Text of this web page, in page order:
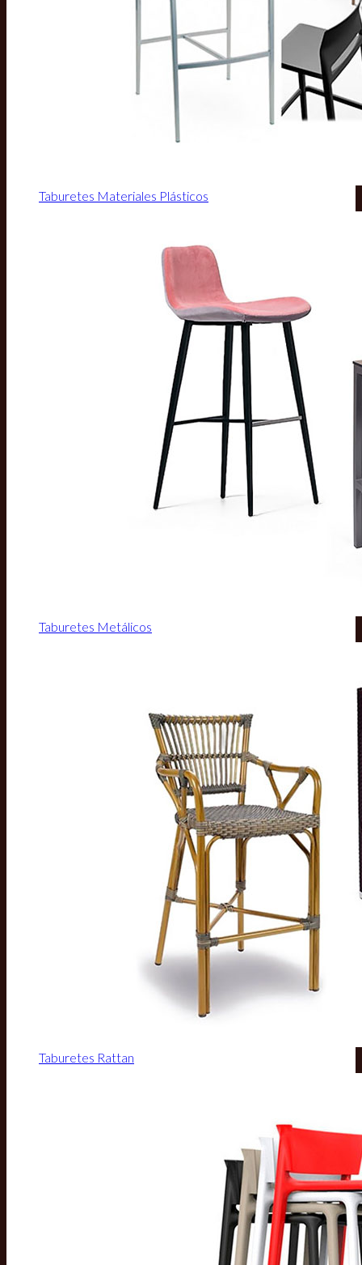
Taburetes Materiales Plásticos
Taburetes Metálicos
Taburetes Rattan